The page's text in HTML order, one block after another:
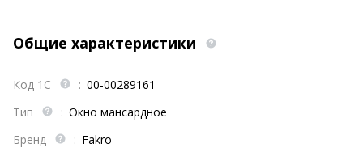
Общие характеристики
Код 1С : 00-00289161
Тип
: Окно мансардное
Бренд
: Fakro